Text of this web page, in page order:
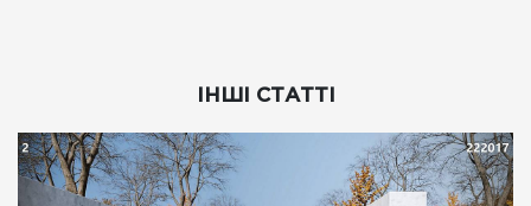
ІНШІ СТАТТІ